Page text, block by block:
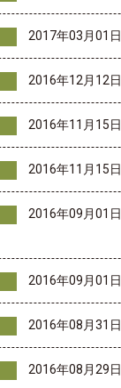
2017年03月01日
2016年12月12日
2016年11月15日
2016年11月15日
2016年09月01日
2016年09月01日
2016年08月31日
2016年08月29日